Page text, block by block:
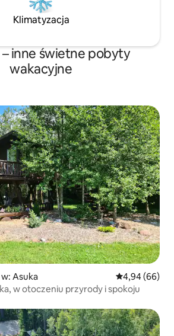
Klimatyzacja
– inne świetne pobyty
wakacyjne
Asuka Średnia
4,94 (66)
w otoczeniu przyrody i spokoju